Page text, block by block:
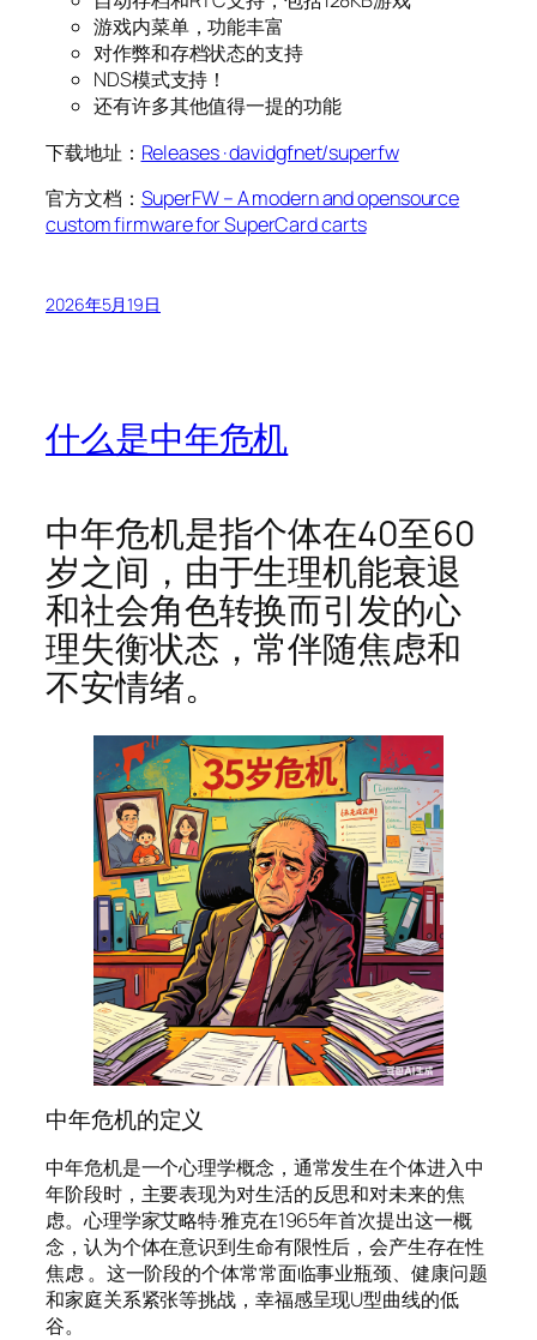
游戏内菜单，功能丰富
对作弊和存档状态的支持
NDS模式支持！
还有许多其他值得一提的功能
下载地址： Releases · davidgfnet/superfw
官方文档： SuperFW – A modern and opensource
custom firmware for SuperCard carts
2026年5月19日
什么是中年危机
中年危机是指个体在40至60
岁之间，由于生理机能衰退
和社会角色转换而引发的心
理失衡状态，常伴随焦虑和
不安情绪。
中年危机的定义
中年危机是一个心理学概念，通常发生在个体进入中
年阶段时，主要表现为对生活的反思和对未来的焦
虑。心理学家艾略特·雅克在1965年首次提出这一概
念，认为个体在意识到生命有限性后，会产生存在性
焦虑 。这一阶段的个体常常面临事业瓶颈、健康问题
和家庭关系紧张等挑战，幸福感呈现U型曲线的低
谷。